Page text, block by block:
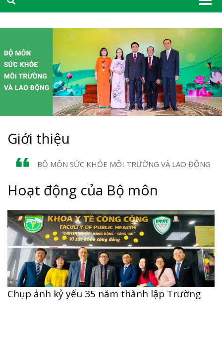
Giới thiệu
BỘ MÔN SỨC KHỎE MÔI TRƯỜNG VÀ LAO ĐỘNG
Hoạt động của Bộ môn
Chụp ảnh kỷ yếu 35 năm thành lập Trường